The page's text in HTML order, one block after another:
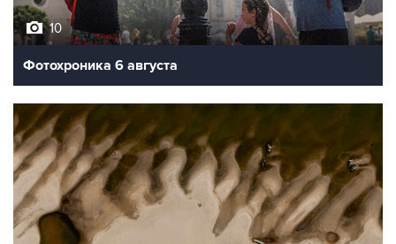
10
Фотохроника 6 августа